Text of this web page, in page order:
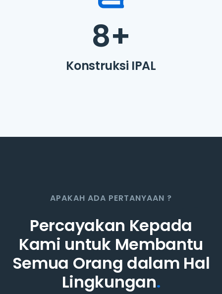
8+
Konstruksi IPAL
APAKAH ADA PERTANYAAN ?
Percayakan Kepada
Kami untuk Membantu
Semua Orang dalam Hal
Lingkungan.